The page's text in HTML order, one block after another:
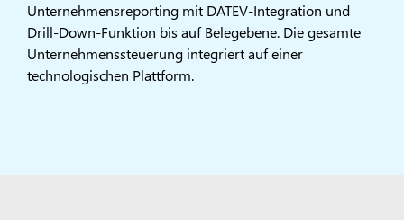
Unternehmensreporting mit DATEV-Integration und
Drill-Down-Funktion bis auf Belegebene. Die gesamte
Unternehmenssteuerung integriert auf einer
technologischen Plattform.